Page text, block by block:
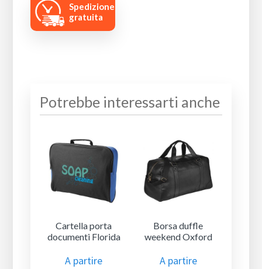
Spedizione
gratuita
Potrebbe interessarti anche
Cartella porta
documenti Florida
A partire
Borsa duffle
weekend Oxford
A partire